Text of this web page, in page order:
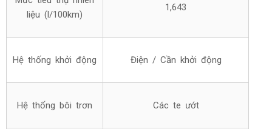
liệu (l/100km)
1,643
Hệ thống khởi động Điện / Cần khởi động
Hệ thống bôi trơn Các te ướt